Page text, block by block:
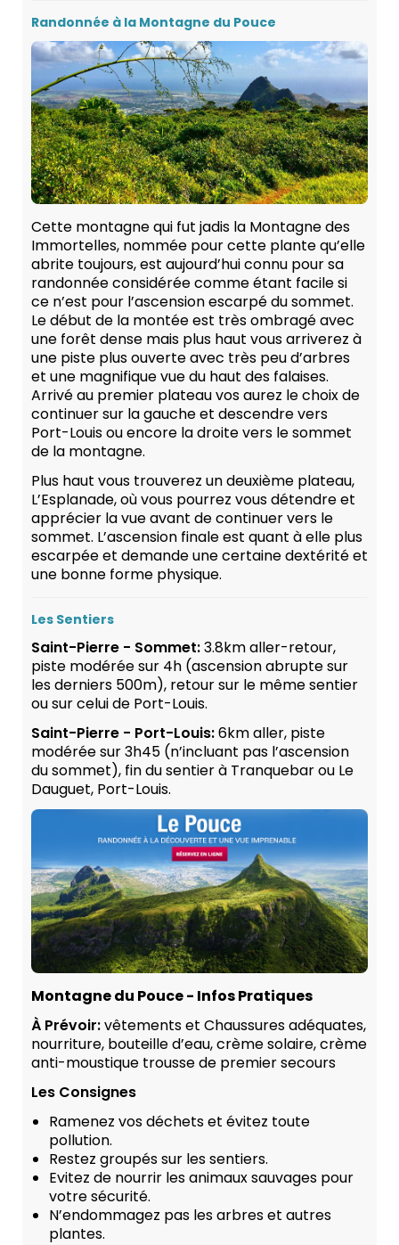
Randonnée à la Montagne du Pouce
Cette montagne qui fut jadis la Montagne des
Immortelles, nommée pour cette plante qu’elle
abrite toujours, est aujourd’hui connu pour sa
randonnée considérée comme étant facile si
ce n’est pour l’ascension escarpé du sommet.
Le début de la montée est très ombragé avec
une forêt dense mais plus haut vous arriverez à
une piste plus ouverte avec très peu d’arbres
et une magnifique vue du haut des falaises.
Arrivé au premier plateau vos aurez le choix de
continuer sur la gauche et descendre vers
Port-Louis ou encore la droite vers le sommet
de la montagne.
Plus haut vous trouverez un deuxième plateau,
L’Esplanade, où vous pourrez vous détendre et
apprécier la vue avant de continuer vers le
sommet. L’ascension finale est quant à elle plus
escarpée et demande une certaine dextérité et
une bonne forme physique.
Les Sentiers
Saint-Pierre - Sommet:3.8km aller-retour,
piste modérée sur 4h (ascension abrupte sur
les derniers 500m), retour sur le même sentier
ou sur celui de Port-Louis.
Saint-Pierre - Port-Louis:6km aller, piste
modérée sur 3h45 (n’incluant pas l’ascension
du sommet), fin du sentier à Tranquebar ou Le
Dauguet, Port-Louis.
Montagne du Pouce - Infos Pratiques
À Prévoir:vêtements et Chaussures adéquates,
nourriture, bouteille d’eau, crème solaire, crème
anti-moustique trousse de premier secours
Les Consignes
Ramenez vos déchets et évitez toute
pollution.
Restez groupés sur les sentiers.
Evitez de nourrir les animaux sauvages pour
votre sécurité.
N’endommagez pas les arbres et autres
plantes.